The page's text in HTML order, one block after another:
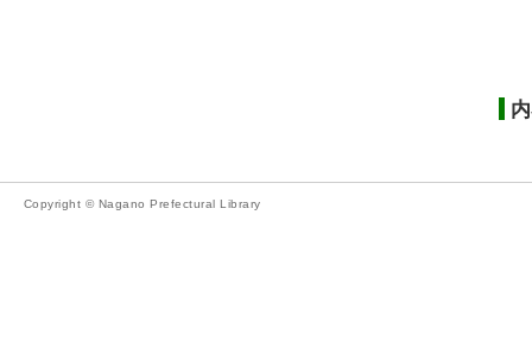
Copyright © Nagano Prefectural Library